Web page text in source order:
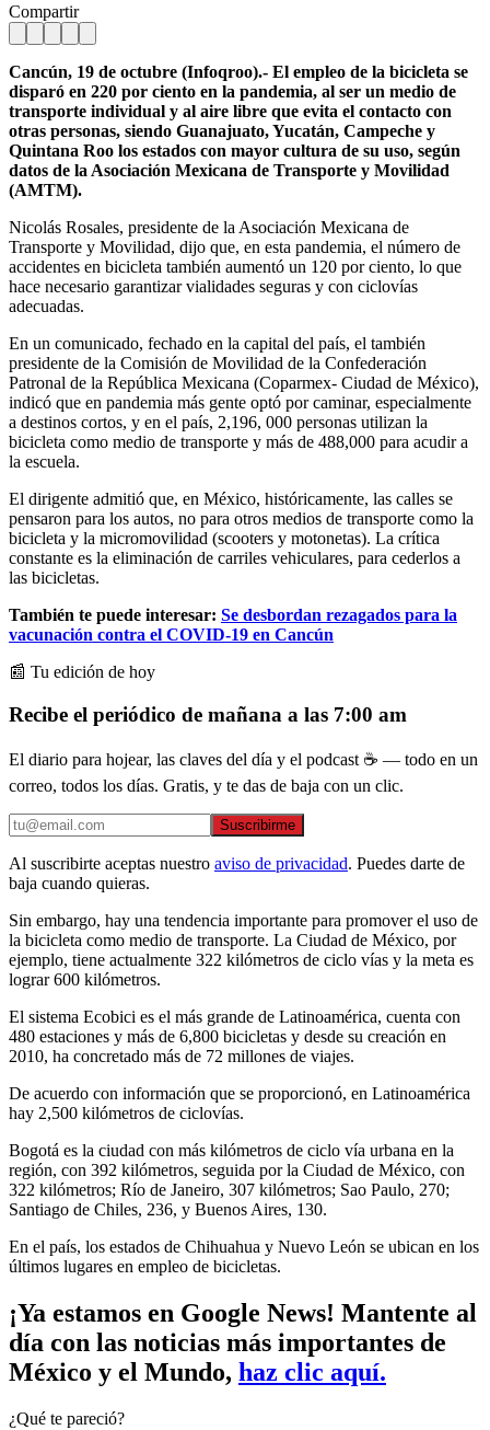
Compartir
Cancún, 19 de octubre (Infoqroo).- El empleo de la bicicleta se
disparó en 220 por ciento en la pandemia, al ser un medio de
transporte individual y al aire libre que evita el contacto con
otras personas, siendo Guanajuato, Yucatán, Campeche y
Quintana Roo los estados con mayor cultura de su uso, según
datos de la Asociación Mexicana de Transporte y Movilidad
(AMTM).
Nicolás Rosales, presidente de la Asociación Mexicana de
Transporte y Movilidad, dijo que, en esta pandemia, el número de
accidentes en bicicleta también aumentó un 120 por ciento, lo que
hace necesario garantizar vialidades seguras y con ciclovías
adecuadas.
En un comunicado, fechado en la capital del país, el también
presidente de la Comisión de Movilidad de la Confederación
Patronal de la República Mexicana (Coparmex- Ciudad de México),
indicó que en pandemia más gente optó por caminar, especialmente
a destinos cortos, y en el país, 2,196, 000 personas utilizan la
bicicleta como medio de transporte y más de 488,000 para acudir a
la escuela.
El dirigente admitió que, en México, históricamente, las calles se
pensaron para los autos, no para otros medios de transporte como la
bicicleta y la micromovilidad (scooters y motonetas). La crítica
constante es la eliminación de carriles vehiculares, para cederlos a
las bicicletas.
También te puede interesar: Se desbordan rezagados para la
vacunación contra el COVID-19 en Cancún
📰 Tu edición de hoy
Recibe el periódico de mañana a las 7:00 am
El diario para hojear, las claves del día y el podcast ☕ — todo en un
correo, todos los días. Gratis, y te das de baja con un clic.
Suscribirme
Al suscribirte aceptas nuestro aviso de privacidad. Puedes darte de
baja cuando quieras.
Sin embargo, hay una tendencia importante para promover el uso de
la bicicleta como medio de transporte. La Ciudad de México, por
ejemplo, tiene actualmente 322 kilómetros de ciclo vías y la meta es
lograr 600 kilómetros.
El sistema Ecobici es el más grande de Latinoamérica, cuenta con
480 estaciones y más de 6,800 bicicletas y desde su creación en
2010, ha concretado más de 72 millones de viajes.
De acuerdo con información que se proporcionó, en Latinoamérica
hay 2,500 kilómetros de ciclovías.
Bogotá es la ciudad con más kilómetros de ciclo vía urbana en la
región, con 392 kilómetros, seguida por la Ciudad de México, con
322 kilómetros; Río de Janeiro, 307 kilómetros; Sao Paulo, 270;
Santiago de Chiles, 236, y Buenos Aires, 130.
En el país, los estados de Chihuahua y Nuevo León se ubican en los
últimos lugares en empleo de bicicletas.
¡Ya estamos en Google News! Mantente al
día con las noticias más importantes de
México y el Mundo, haz clic aquí.
¿Qué te pareció?